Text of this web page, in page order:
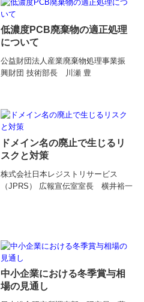
低濃度PCB廃棄物の適正処理
について
公益財団法人産業廃棄物処理事業振
興財団 技術部長 川瀬 豊
ドメイン名の廃止で生じるリ
スクと対策
株式会社日本レジストリサービス
（JPRS） 広報宣伝室室長 横井裕一
中小企業における冬季賞与相
場の見通し